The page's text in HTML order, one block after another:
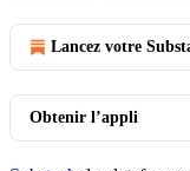
Lancez votre
Obtenir l’appli